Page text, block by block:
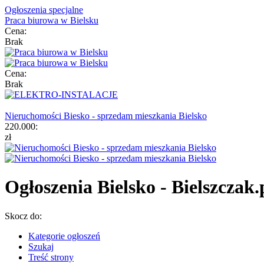
Ogłoszenia specjalne
Praca biurowa w Bielsku
Cena:
Brak
Cena:
Brak
Nieruchomości Biesko - sprzedam mieszkania Bielsko
220.000:
zł
Ogłoszenia Bielsko -
Skocz do:
Kategorie ogłoszeń
Szukaj
Treść strony